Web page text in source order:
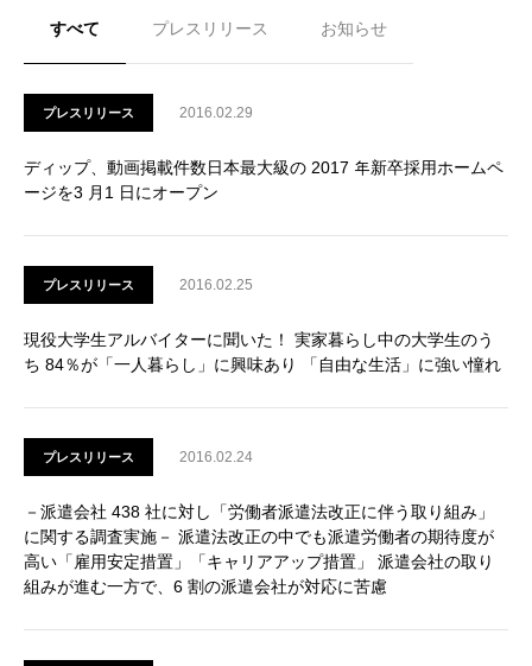
すべて プレスリリース お知らせ
プレスリリース 2016.02.29
ディップ、動画掲載件数日本最大級の 2017 年新卒採用ホームペ
ージを3 月1 日にオープン
プレスリリース 2016.02.25
現役大学生アルバイターに聞いた！ 実家暮らし中の大学生のう
ち 84％が「一人暮らし」に興味あり 「自由な生活」に強い憧れ
プレスリリース 2016.02.24
－派遣会社 438 社に対し「労働者派遣法改正に伴う取り組み」
に関する調査実施－ 派遣法改正の中でも派遣労働者の期待度が
高い「雇用安定措置」「キャリアアップ措置」 派遣会社の取り
組みが進む一方で、6 割の派遣会社が対応に苦慮